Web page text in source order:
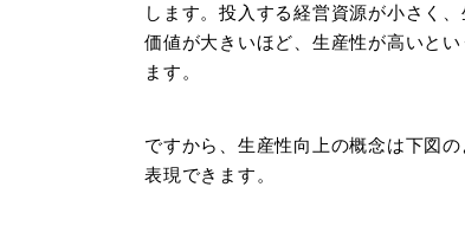
します。投入する経営資源が小さく
価値が大きいほど、生産性が高いとい
ます。
ですから、生産性向上の概念は下図
表現できます。